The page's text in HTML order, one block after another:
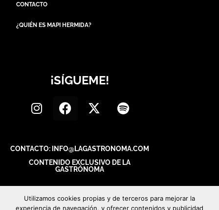
CONTACTO
¿QUIÉN ES MAPI HERMIDA?
¡SÍGUEME!
CONTACTO: INFO@LAGASTRONOMA.COM
CONTENIDO EXCLUSIVO DE LA
GASTRÓNOMA
Utilizamos cookies propias y de terceros para mejorar la
experiencia de navegación, y ofrecer contenidos y publicidad